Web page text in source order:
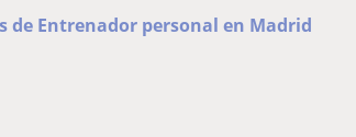
de Entrenador personal en Madrid